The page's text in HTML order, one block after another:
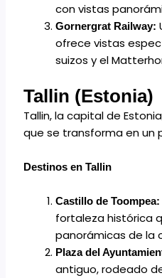
con vistas
Gornergrat Railway:
ofrece vistas
suizos y el
Tallin (Estonia)
Tallin, la capital de
que se transforma en un
Destinos en Tallin
Castillo de Toompea:
fortaleza histórica
panorámicas de la
Plaza del
antiguo, rodeado